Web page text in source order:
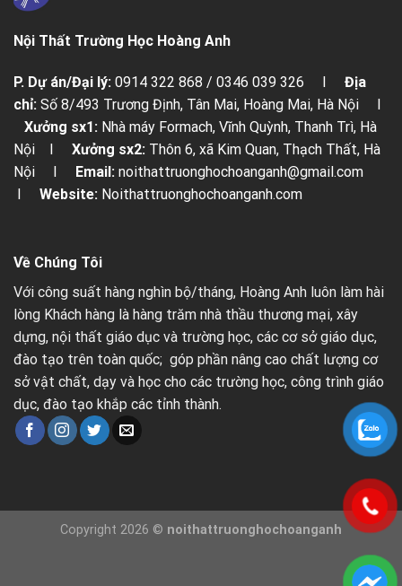
Nội Thất Trường Học Hoàng Anh
P. Dự án/Đại lý: 0914 322 868 / 0346 039 326 I Địa
chỉ: Số 8/493 Trương Định, Tân Mai, Hoàng Mai, Hà Nội I
Xưởng sx1: Nhà máy Formach, Vĩnh Quỳnh, Thanh Trì, Hà
Nội I Xưởng sx2: Thôn 6, xã Kim Quan, Thạch Thất, Hà
Nội I Email: noithattruonghochoanganh@gmail.com
I Website: Noithattruonghochoanganh.com
Về Chúng Tôi
Với công suất hàng nghìn bộ/tháng, Hoàng Anh luôn làm hài
lòng Khách hàng là hàng trăm nhà thầu thương mại, xây
dựng, nội thất giáo dục và trường học, các cơ sở giáo dục,
đào tạo trên toàn quốc; góp phần nâng cao chất lượng cơ
sở vật chất, dạy và học cho các trường học, công trình giáo
dục, đào tạo khắp các tỉnh thành.
Copyright 2026 © noithattruonghochoanganh